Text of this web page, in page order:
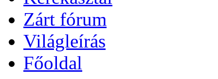
Zárt fórum
Világleírás
Főoldal